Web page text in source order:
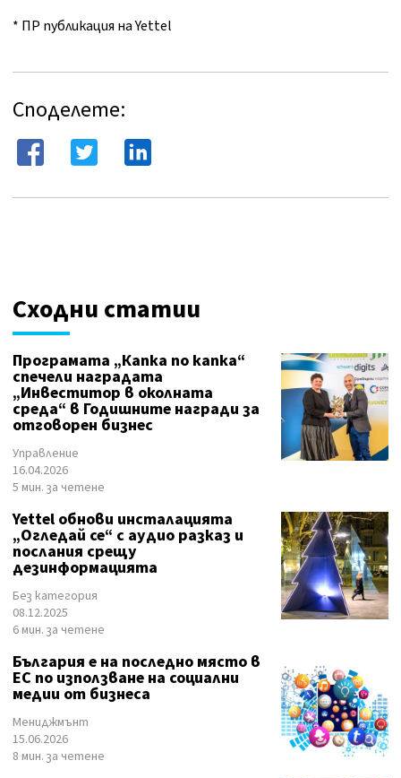
* ПР публикация на Yettel
Споделете:
Сходни статии
Програмата „Капка по капка“
спечели наградата
„Инвеститор в околната
среда“ в Годишните награди за
отговорен бизнес
Управление
16.04.2026
5 мин. за четене
Yettel обнови инсталацията
„Огледай се“ с аудио разказ и
послания срещу
дезинформацията
Без категория
08.12.2025
6 мин. за четене
България е на последно място в
ЕС по използване на социални
медии от бизнеса
Мениджмънт
15.06.2026
8 мин. за четене